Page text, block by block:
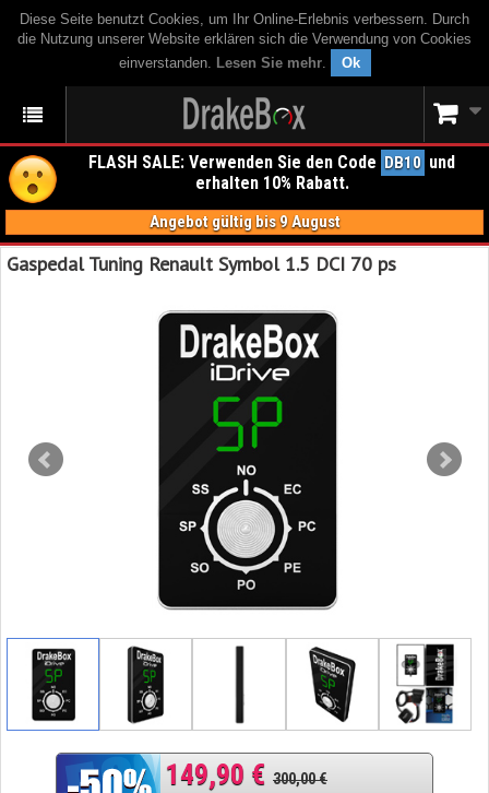
Diese Seite benutzt Cookies, um Ihr Online-Erlebnis verbessern. Durch
die Nutzung unserer Website erklären sich die Verwendung von Cookies
einverstanden. Lesen Sie mehr. Ok
FLASH SALE: Verwenden Sie den Code DB10 und
erhalten 10% Rabatt.
Angebot gültig bis 9 August
Gaspedal Tuning Renault Symbol 1.5 DCI 70 ps
149,90 € 300,00 €